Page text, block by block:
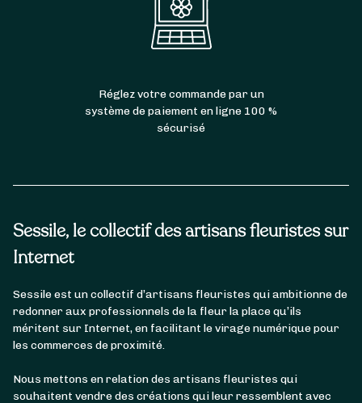
Sessile, le collectif des artisans fleuristes sur
Internet
Sessile est un collectif d’artisans fleuristes qui ambitionne de
redonner aux professionnels de la fleur la place qu’ils
méritent sur Internet, en facilitant le virage numérique pour
les commerces de proximité.
Nous mettons en relation des artisans fleuristes qui
souhaitent vendre des créations qui leur ressemblent avec
Réglez votre commande par un
système de paiement en ligne 100 %
sécurisé